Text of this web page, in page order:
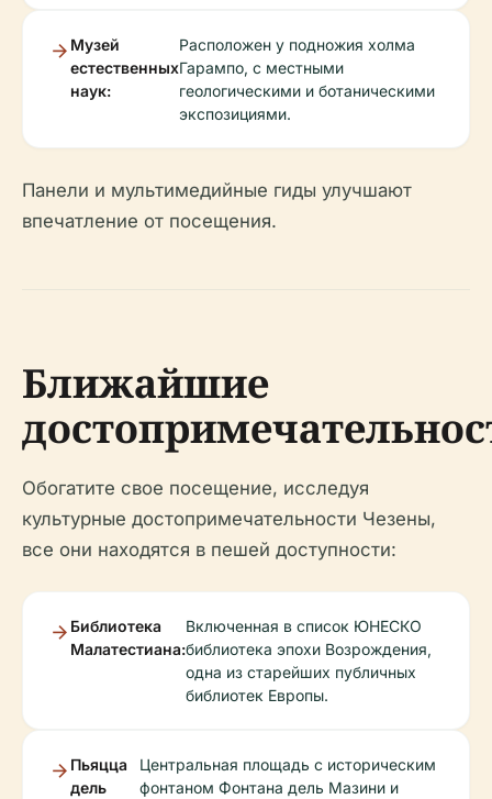
Музей
естественных
наук:
Расположен у подножия холма
Гарампо, с местными
геологическими и ботаническими
экспозициями.
Панели и мультимедийные гиды улучшают
впечатление от посещения.
Ближайшие
Обогатите свое посещение, исследуя
культурные достопримечательности Чезены,
все они находятся в пешей доступности:
Библиотека
Малатестиана:
Включенная в список ЮНЕСКО
библиотека эпохи Возрождения,
одна из старейших публичных
библиотек Европы.
Пьяцца
дель
Центральная площадь с историческим
фонтаном Фонтана дель Мазини и